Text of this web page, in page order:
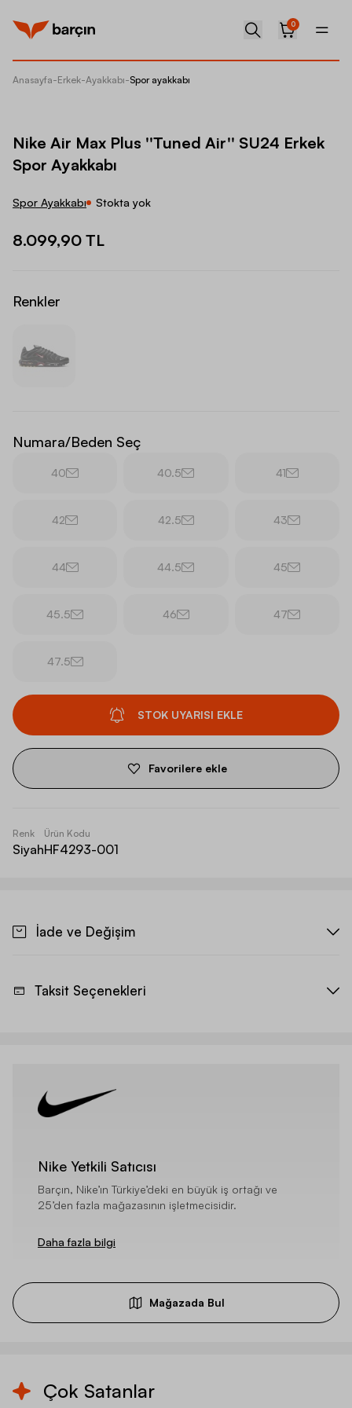
0
Anasayfa-Erkek-Ayakkabı-Spor ayakkabı
Nike Air Max Plus ''Tuned Air'' SU24 Erkek
Spor Ayakkabı
Spor Ayakkabı Stokta yok
8.099,90 TL
Renkler
Numara/Beden Seç
40 40.5 41
42 42.5 43
44 44.5 45
45.5 46 47
47.5
STOK UYARISI EKLE
Favorilere ekle
Renk
Siyah
Ürün Kodu
HF4293-001
İade ve Değişim
Taksit Seçenekleri
Nike Yetkili Satıcısı
Barçın, Nike’ın Türkiye’deki en büyük iş ortağı ve
25’den fazla mağazasının işletmecisidir.
Daha fazla bilgi
Mağazada Bul
Çok Satanlar